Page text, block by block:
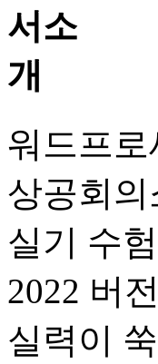
워드프
상공회
실기 수
2022 버
실력이